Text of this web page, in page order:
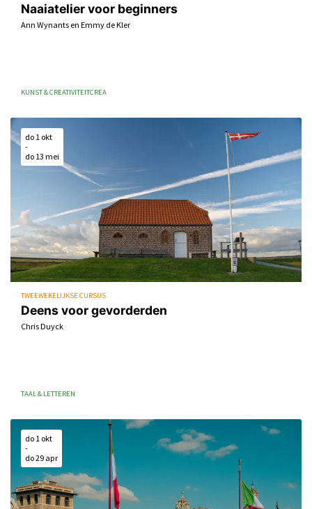
Naaiatelier voor beginners
Ann Wynants en Emmy de Kler
KUNST & CREATIVITEITCREA
Deens voor gevorderden
Chris Duyck
TWEEWEKELIJKSE CURSUS
do 1 okt
-
do 13 mei
TAAL & LETTEREN
do 1 okt
-
do 29 apr